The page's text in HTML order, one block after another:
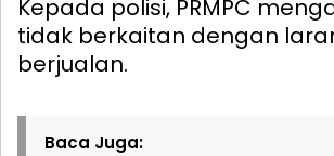
Kepada polisi, PRMPC
tidak berkaitan dengan
berjualan.
Baca Juga: